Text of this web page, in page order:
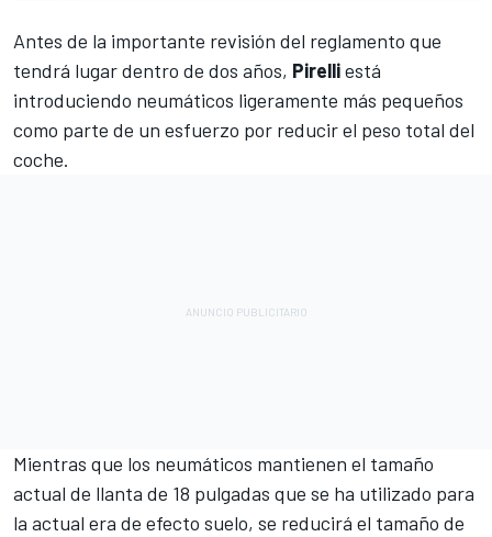
Antes de la importante revisión del reglamento que
tendrá lugar dentro de dos años, Pirelliestá
introduciendo neumáticos ligeramente más pequeños
como parte de un esfuerzo por reducir el peso total del
coche.
Mientras que los neumáticos mantienen el tamaño
actual de llanta de 18 pulgadas que se ha utilizado para
la actual era de efecto suelo, se reducirá el tamaño de